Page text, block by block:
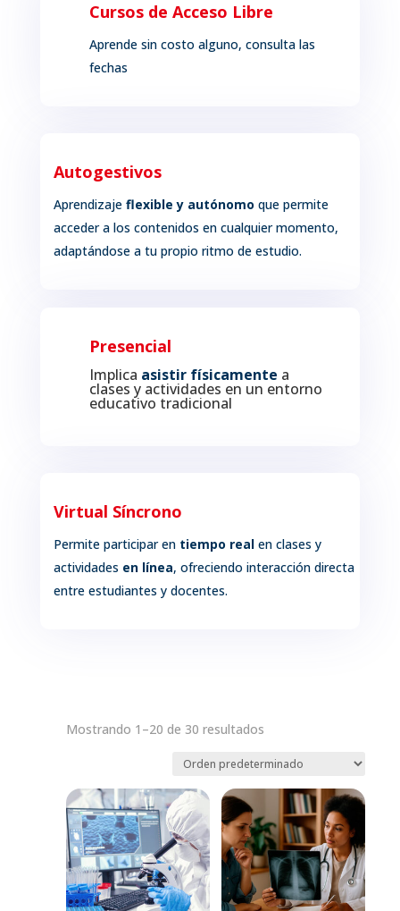
Cursos de Acceso Libre
Aprende sin costo alguno, consulta las
fechas
Autogestivos
Aprendizaje flexible y autónomo que permite
acceder a los contenidos en cualquier momento,
adaptándose a tu propio ritmo de estudio.
Presencial
Implica asistir físicamente a
clases y actividades en un entorno
educativo tradicional
Virtual Síncrono
Permite participar en tiempo real en clases y
actividades en línea, ofreciendo interacción directa
entre estudiantes y docentes.
Mostrando 1–20 de 30 resultados